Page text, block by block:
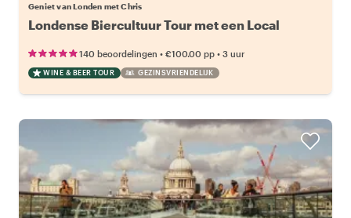
Geniet van Londen met Chris
Londense Biercultuur Tour met een Local
140 beoordelingen • €100.00 pp • 3 uur
WINE & BEER TOUR GEZINSVRIENDELIJK